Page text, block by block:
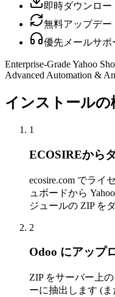
即時ダウンロー
無料アップデー
優先メールサポ
Enterprise-Grade Yahoo
Advanced Automation &
インストールの
1
ECOSIREから
ecosire.com でライ
ュボードから
ジュールの ZIP を
2
Odoo にアップ
ZIP をサーバー上
ーに抽出します (ま